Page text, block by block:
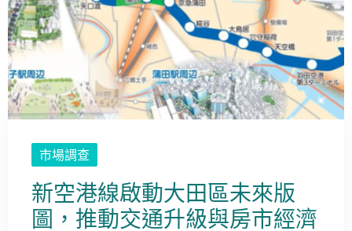
市場調查
新空港線啟動大田區未來版
圖，推動交通升級與房市經濟